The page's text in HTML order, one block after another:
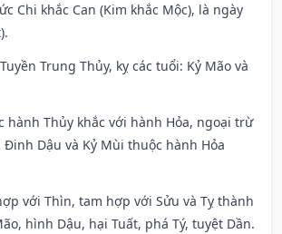
Chi khắc Can (Kim khắc Mộc), là ngày
Trung Thủy, kỵ các tuổi: Kỷ Mão và
hành Thủy khắc với hành Hỏa, ngoại trừ
Đinh Dậu và Kỷ Mùi thuộc hành Hỏa
với Thìn, tam hợp với Sửu và Tỵ thành
hình Dậu, hại Tuất, phá Tý, tuyệt Dần.